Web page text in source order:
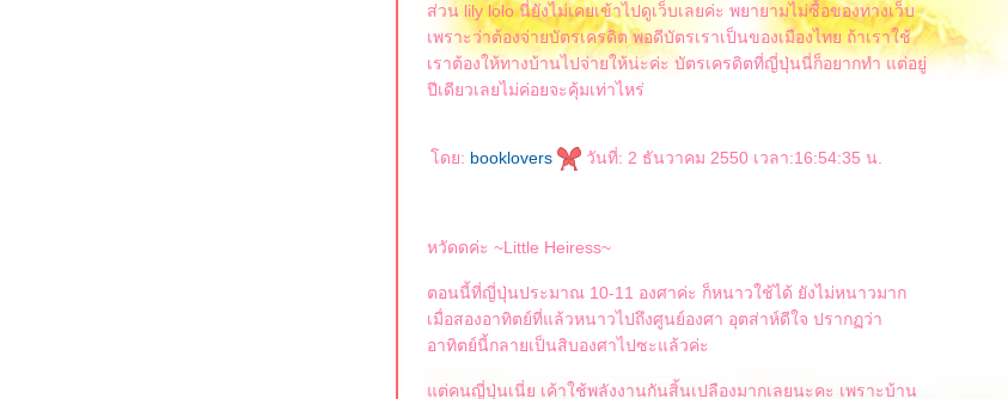
ส่วน lily lolo นี่ยังไม่เคยเข้าไปดูเว็บเลยค่ะ พยายามไม่ซื้อของทางเว็บ
เพราะว่าต้องจ่ายบัตรเครดิต พอดีบัตรเราเป็นของเมืองไทย ถ้าเราใช้
เราต้องให้ทางบ้านไปจ่ายให้น่ะค่ะ บัตรเครดิตที่ญี่ปุ่นนี่ก็อยากทำ แต่อยู่
ปีเดียวเลยไม่ค่อยจะคุ้มเท่าไหร่
ดย: booklovers วันที่: 2 ธันวาคม 2550 เวลา:16:54:35 น.
หวัดดค่ะ ~Little Heiress~
ตอนนี้ที่ญี่ปุ่นประมาณ 10-11 องศาค่ะ ก็หนาวใช้ได้ ยังไม่หนาวมาก
เมื่อสองอาทิตย์ที่แล้วหนาวไปถึงศูนย์องศา อุตส่าห์ดีใจ ปรากฏว่า
อาทิตย์นี้กลายเป็นสิบองศาไปซะแล้วค่ะ
ต่คนญี่ปุ่นเนี่ย เค้าใช้พลังงานกันสิ้นเปลืองมากเลยนะคะ เพราะบ้าน